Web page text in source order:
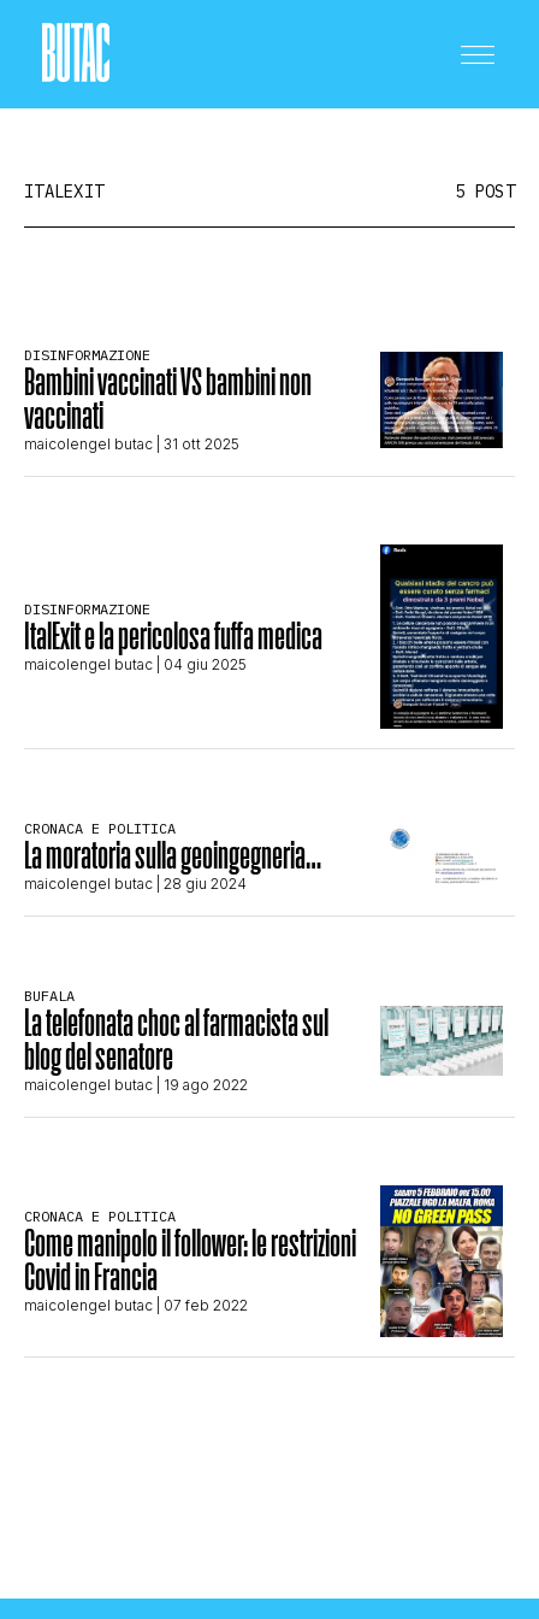
SCIENZA E TECNOLOGIA
SALUTE E MEDICINA
INTRATTENIMENTO
EVERGREEN
EDITORIALI
TRUFFE E SOCIAL NETWORK
CLIMA ED ENERGIA
CHI SIAMO
ITALEXIT 5 POST
DISINFORMAZIONE
Bambini vaccinati VS bambini non
vaccinati
maicolengel butac | 31 ott 2025
DISINFORMAZIONE
ItalExit e la pericolosa fuffa medica
maicolengel butac | 04 giu 2025
CRONACA E POLITICA
La moratoria sulla geoingegneria…
maicolengel butac | 28 giu 2024
BUFALA
La telefonata choc al farmacista sul
blog del senatore
maicolengel butac | 19 ago 2022
CRONACA E POLITICA
Come manipolo il follower: le restrizioni
Covid in Francia
maicolengel butac | 07 feb 2022